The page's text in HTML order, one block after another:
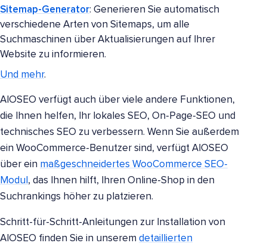
Sitemap-Generator: Generieren Sie automatisch
verschiedene Arten von Sitemaps, um alle
Suchmaschinen über Aktualisierungen auf Ihrer
Website zu informieren.
Und mehr.
AIOSEO verfügt auch über viele andere Funktionen,
die Ihnen helfen, Ihr lokales SEO, On-Page-SEO und
technisches SEO zu verbessern. Wenn Sie außerdem
ein WooCommerce-Benutzer sind, verfügt AIOSEO
über ein maßgeschneidertes WooCommerce SEO-
Modul , das Ihnen hilft, Ihren Online-Shop in den
Suchrankings höher zu platzieren.
Schritt-für-Schritt-Anleitungen zur Installation von
AIOSEO finden Sie in unserem detaillierten